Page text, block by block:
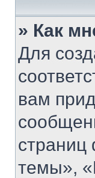
» Как
Для
вам
темы»,